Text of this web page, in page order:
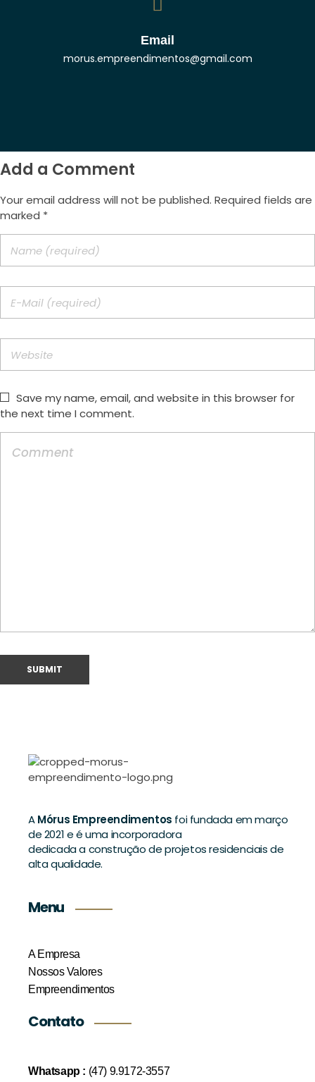
Email
morus.empreendimentos@gmail.com
Add a Comment
Your email address will not be published. Required fields are
marked *
Save my name, email, and website in this browser for
the next time I comment.
AMórus Empreendimentos foi fundada em março
de 2021 e é uma incorporadora
dedicada a construção de projetos residenciais de
alta qualidade.
Menu
A Empresa
Nossos Valores
Empreendimentos
Contato
Whatsapp : (47) 9.9172-3557